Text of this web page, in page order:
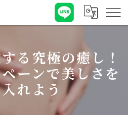
る究極の癒し！
ーンで美しさを
れよう